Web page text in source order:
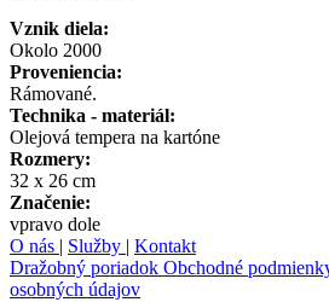
Vznik diela:
Okolo 2000
Proveniencia:
Rámované.
Technika - materiál:
Olejová tempera na kartóne
Rozmery:
32 x 26 cm
Značenie:
vpravo dole
O nás | Služby | Kontakt
Dražobný poriadok Obchodné
osobných údajov